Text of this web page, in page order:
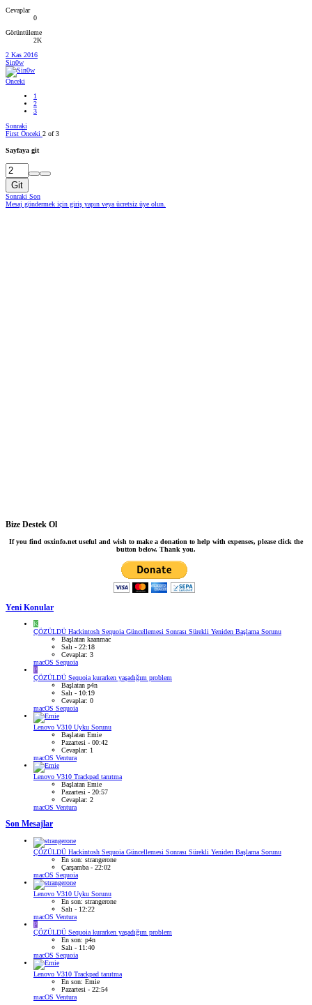
Cevaplar
0
Görüntüleme
2K
2 Kas 2016
Sin0w
Önceki
1
2
3
Sonraki
First Önceki 2 of 3
Sayfaya git
Git
Sonraki Son
Mesaj göndermek için giriş yapın veya ücretsiz üye olun.
Bize Destek Ol
If you find osxinfo.net useful and wish to make a donation to help with expenses, please click the
button below. Thank you.
Yeni Konular
K
ÇÖZÜLDÜ Hackintosh Sequoia Güncellemesi Sonrası Sürekli Yeniden Başlama Sorunu
Başlatan kaanmac
Salı - 22:18
Cevaplar: 3
macOS Sequoia
P
ÇÖZÜLDÜ Sequoia kurarken yaşadığım problem
Başlatan p4n
Salı - 10:19
Cevaplar: 0
macOS Sequoia
Lenovo V310 Uyku Sorunu
Başlatan Emie
Pazartesi - 00:42
Cevaplar: 1
macOS Ventura
Lenovo V310 Trackpad tanıtma
Başlatan Emie
Pazartesi - 20:57
Cevaplar: 2
macOS Ventura
Son Mesajlar
ÇÖZÜLDÜ Hackintosh Sequoia Güncellemesi Sonrası Sürekli Yeniden Başlama Sorunu
En son: strangerone
Çarşamba - 22:02
macOS Sequoia
Lenovo V310 Uyku Sorunu
En son: strangerone
Salı - 12:22
macOS Ventura
P
ÇÖZÜLDÜ Sequoia kurarken yaşadığım problem
En son: p4n
Salı - 11:40
macOS Sequoia
Lenovo V310 Trackpad tanıtma
En son: Emie
Pazartesi - 22:54
macOS Ventura